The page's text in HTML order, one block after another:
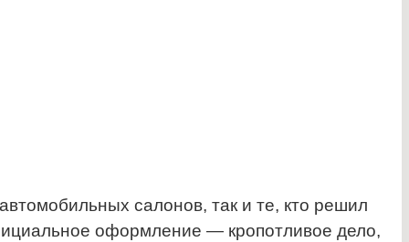
салонов, так и те, кто решил
оформление — кропотливое дело,